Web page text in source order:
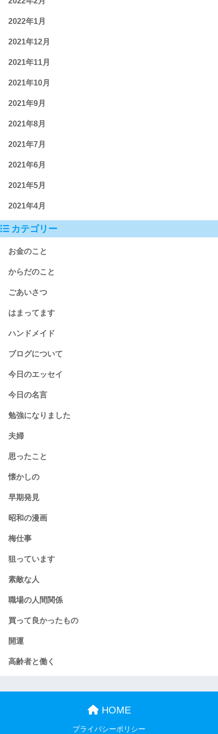
2022年1月
2021年12月
2021年11月
2021年10月
2021年9月
2021年8月
2021年7月
2021年6月
2021年5月
2021年4月
カテゴリー
お金のこと
からだのこと
ごあいさつ
はまってます
ハンドメイド
ブログについて
今日のエッセイ
今日の名言
勉強になりました
夫婦
思ったこと
懐かしの
早期発見
昭和の漫画
梅仕事
狙っています
素敵な人
職場の人間関係
買って良かったもの
開運
高齢者と働く
HOME
プライバシーポリシー